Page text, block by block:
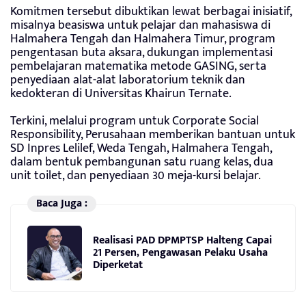
Komitmen tersebut dibuktikan lewat berbagai inisiatif,
misalnya beasiswa untuk pelajar dan mahasiswa di
Halmahera Tengah dan Halmahera Timur, program
pengentasan buta aksara, dukungan implementasi
pembelajaran matematika metode GASING, serta
penyediaan alat-alat laboratorium teknik dan
kedokteran di Universitas Khairun Ternate.
Terkini, melalui program untuk Corporate Social
Responsibility, Perusahaan memberikan bantuan untuk
SD Inpres Lelilef, Weda Tengah, Halmahera Tengah,
dalam bentuk pembangunan satu ruang kelas, dua
unit toilet, dan penyediaan 30 meja-kursi belajar.
Baca Juga :
Realisasi PAD DPMPTSP Halteng Capai
21 Persen, Pengawasan Pelaku Usaha
Diperketat